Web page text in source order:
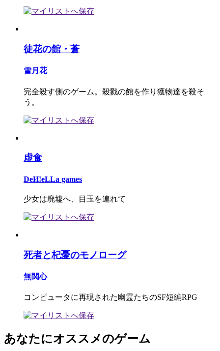
徒花の館・蒼
雪月花
完全殺す側のゲーム。殺戮の館を作り獲物達を殺そ
う。
虚食
DeИ!eLLa games
少女は廃墟へ、目玉を連れて
死者と杞憂のモノローグ
無関心
コンピュータに再現された幽霊たちのSF短編RPG
あなたにオススメのゲーム